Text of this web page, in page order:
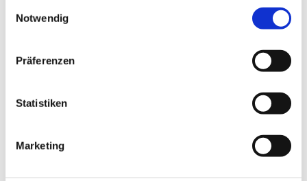
Notwendig
Präferenzen
Statistiken
Marketing
interessieren